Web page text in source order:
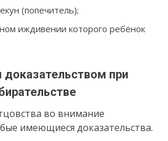
(попечитель);
иждивении которого ребёнок
доказательством при
во внимание
имеющиеся доказательства.